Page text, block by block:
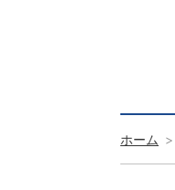
ホーム